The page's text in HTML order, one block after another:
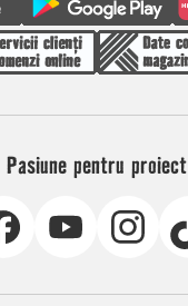
Pasiune pentru proiect